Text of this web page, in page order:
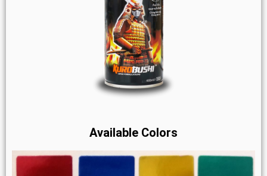
Available Colors